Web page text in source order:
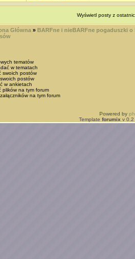
Wyświetl posty z
Główna» BARFne i nieBARFne pogaduszki o
tematów
w tematach
swoich postów
postów
w ankietach
plików na tym forum
na tym forum
Powered by
Template forumix v 0.2